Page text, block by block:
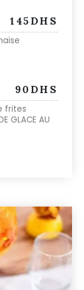
145DHS
90DHS
frites
GLACE AU